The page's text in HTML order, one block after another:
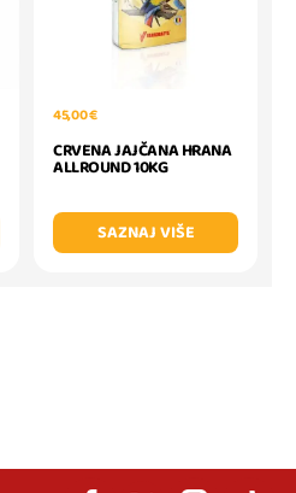
45,00 €
CRVENA JAJČANA HRANA
ALLROUND 10KG
SAZNAJ VIŠE